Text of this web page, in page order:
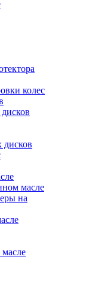
колес
дисков
масле
на